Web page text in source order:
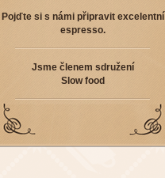
Pojďte si s námi připravit excelentní
espresso.
Jsme členem sdružení
Slow food